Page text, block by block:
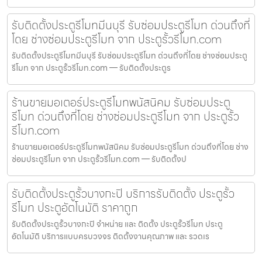
รับติดตั้งประตูรีโมทมีนบุรี รับซ่อมประตูรีโมท ด่วนถึงที่
โดย ช่างซ่อมประตูรีโมท จาก ประตูรั้วรีโมท.com
รับติดตั้งประตูรีโมทมีนบุรี รับซ่อมประตูรีโมท ด่วนถึงที่โดย ช่างซ่อมประตู
รีโมท จาก ประตูรั้วรีโมท.com — รับติดตั้งประตูร
ร้านขายมอเตอร์ประตูรีโมทพนัสนิคม รับซ่อมประตู
รีโมท ด่วนถึงที่โดย ช่างซ่อมประตูรีโมท จาก ประตูรั้ว
รีโมท.com
ร้านขายมอเตอร์ประตูรีโมทพนัสนิคม รับซ่อมประตูรีโมท ด่วนถึงที่โดย ช่าง
ซ่อมประตูรีโมท จาก ประตูรั้วรีโมท.com — รับติดตั้งป
รับติดตั้งประตูรั้วบางกะปิ บริการรับติดตั้ง ประตูรั้ว
รีโมท ประตูอัตโนมัติ ราคาถูก
รับติดตั้งประตูรั้วบางกะปิ จำหน่าย และ ติดตั้ง ประตูรั้วรีโมท ประตู
อัตโนมัติ บริการแบบครบวงจร ติดตั้งงานคุณภาพ และ รวดเร